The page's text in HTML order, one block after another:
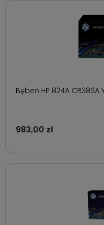
Bęben HP 824A CB386A
983,00 zł